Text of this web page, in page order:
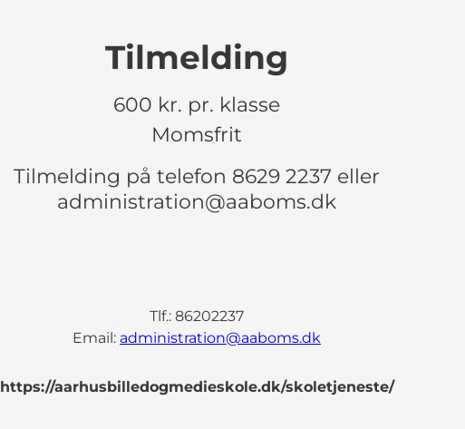
Tilmelding
600 kr. pr. klasse
Momsfrit
Tilmelding på telefon 8629 2237 eller
administration@aaboms.dk
Tlf.: 86202237
Email: administration@aaboms.dk
https://aarhusbilledogmedieskole.dk/skoletjeneste/